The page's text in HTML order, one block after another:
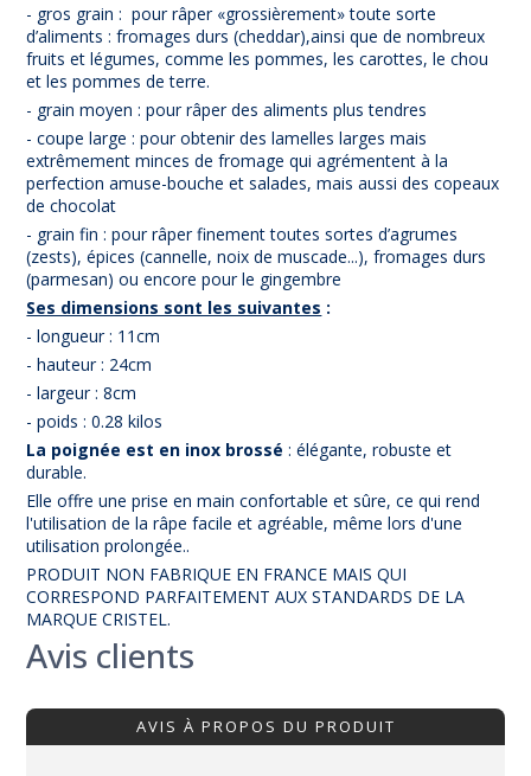
- gros grain : pour râper «grossièrement» toute sorte
d’aliments : fromages durs (cheddar),ainsi que de nombreux
fruits et légumes, comme les pommes, les carottes, le chou
et les pommes de terre.
- grain moyen : pour râper des aliments plus tendres
- coupe large : pour obtenir des lamelles larges mais
extrêmement minces de fromage qui agrémentent à la
perfection amuse-bouche et salades, mais aussi des copeaux
de chocolat
- grain fin : pour râper finement toutes sortes d’agrumes
(zests), épices (cannelle, noix de muscade...), fromages durs
(parmesan) ou encore pour le gingembre
Ses dimensions sont les suivantes :
- longueur : 11cm
- hauteur : 24cm
- largeur : 8cm
- poids : 0.28 kilos
La poignée est en inox brossé : élégante, robuste et
durable.
Elle offre une prise en main confortable et sûre, ce qui rend
l'utilisation de la râpe facile et agréable, même lors d'une
utilisation prolongée..
PRODUIT NON FABRIQUE EN FRANCE MAIS QUI
CORRESPOND PARFAITEMENT AUX STANDARDS DE LA
MARQUE CRISTEL.
Avis clients
AVIS À PROPOS DU PRODUIT